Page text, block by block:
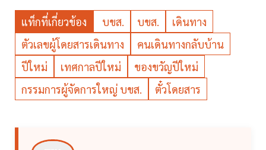
แท็กที่เกี่ยวข้อง บขส. บขส.
เดินทาง
ตัวเลขผู้โดยสารเดินทาง
คนเดินทางกลับบ้าน
ปีใหม่
เทศกาลปีใหม่
ของขวัญปีใหม่
กรรมการผู้จัดการใหญ่ บขส.
ตั๋วโดยสาร